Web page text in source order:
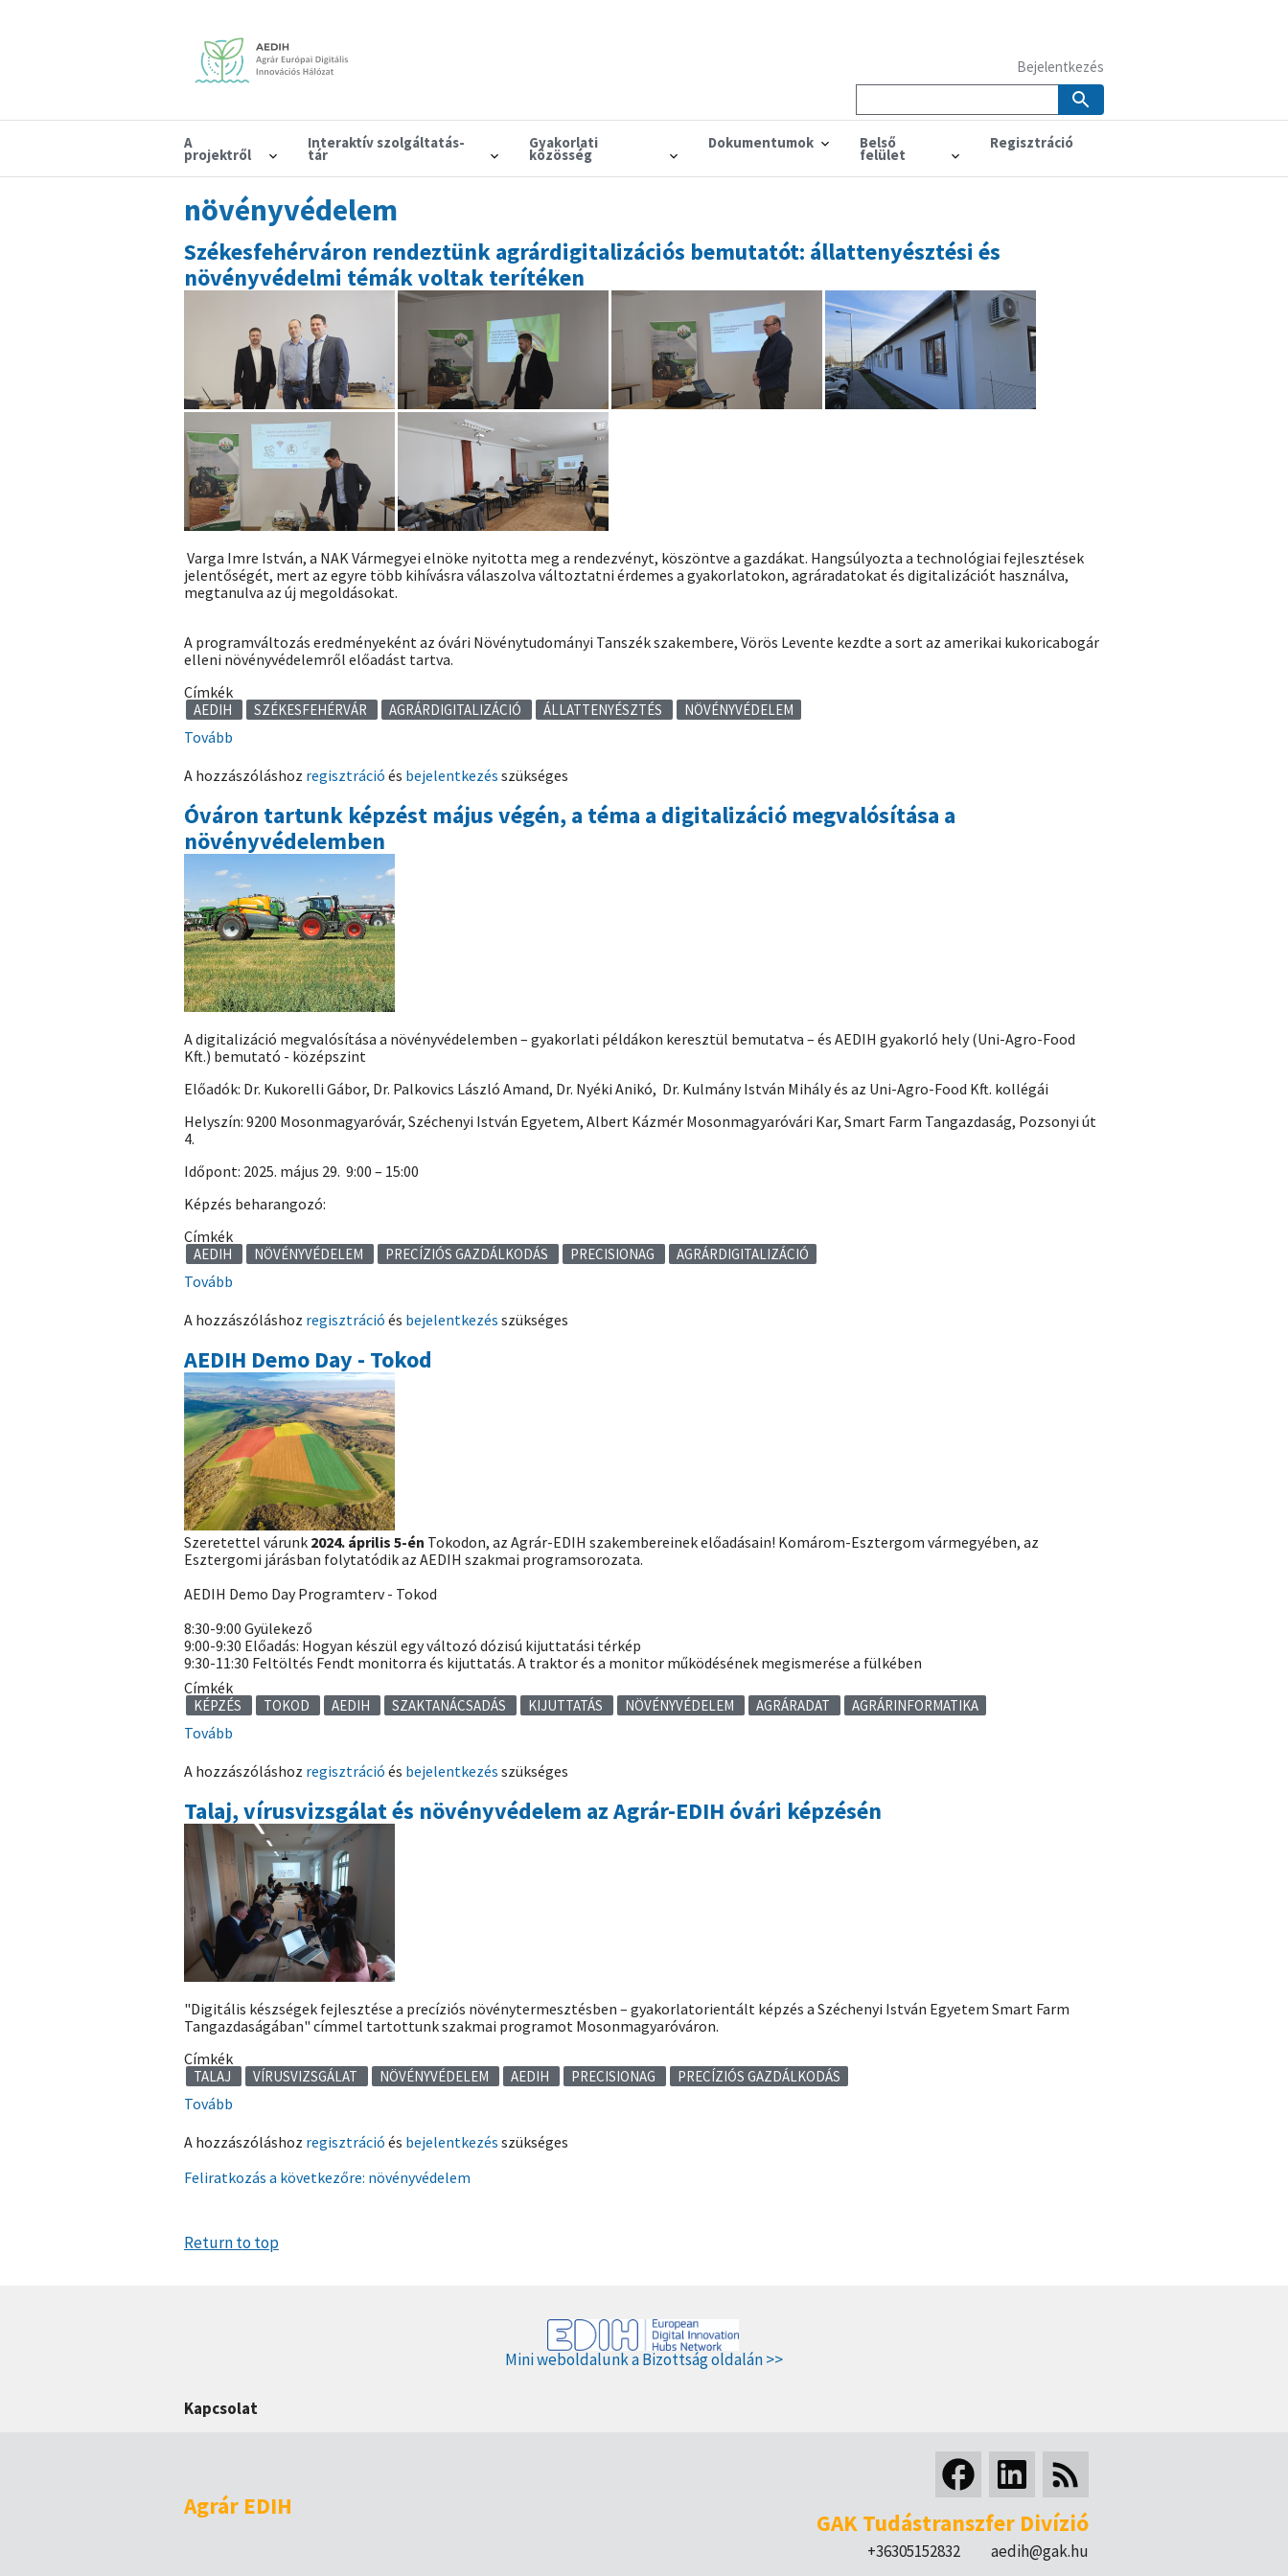
A
projektről
Interaktív szolgáltatás-
tár
Gyakorlati
közösség
Dokumentumok Belső
felület
Regisztráció
Bejelentkezés
növényvédelem
Székesfehérváron rendeztünk agrárdigitalizációs bemutatót: állattenyésztési és
növényvédelmi témák voltak terítéken
Varga Imre István, a NAK Vármegyei elnöke nyitotta meg a rendezvényt, köszöntve a gazdákat. Hangsúlyozta a technológiai fejlesztések
jelentőségét, mert az egyre több kihívásra válaszolva változtatni érdemes a gyakorlatokon, agráradatokat és digitalizációt használva,
megtanulva az új megoldásokat.
A programváltozás eredményeként az óvári Növénytudományi Tanszék szakembere, Vörös Levente kezdte a sort az amerikai kukoricabogár
elleni növényvédelemről előadást tartva.
Címkék
AEDIH SZÉKESFEHÉRVÁR AGRÁRDIGITALIZÁCIÓ ÁLLATTENYÉSZTÉS NÖVÉNYVÉDELEM
Tovább
agrárdigitalizációs
bemutatót:
állattenyésztési
és
növényvédelmi
témák
voltak
terítéken)
A hozzászóláshoz regisztráció és bejelentkezés szükséges
Óváron tartunk képzést május végén, a téma a digitalizáció megvalósítása a
növényvédelemben
A digitalizáció megvalósítása a növényvédelemben – gyakorlati példákon keresztül bemutatva – és AEDIH gyakorló hely (Uni-Agro-Food
Kft.) bemutató - középszint
Előadók: Dr. Kukorelli Gábor, Dr. Palkovics László Amand, Dr. Nyéki Anikó, Dr. Kulmány István Mihály és az Uni-Agro-Food Kft. kollégái
Helyszín: 9200 Mosonmagyaróvár, Széchenyi István Egyetem, Albert Kázmér Mosonmagyaróvári Kar, Smart Farm Tangazdaság, Pozsonyi út
4.
Időpont: 2025. május 29. 9:00 – 15:00
Képzés beharangozó:
Címkék
AEDIH NÖVÉNYVÉDELEM PRECÍZIÓS GAZDÁLKODÁS PRECISIONAG AGRÁRDIGITALIZÁCIÓ
Tovább
képzést
május
végén,
a
téma
a
digitalizáció
megvalósítása
a
növényvédelemben)
A hozzászóláshoz regisztráció és bejelentkezés szükséges
AEDIH Demo Day - Tokod
Szeretettel várunk 2024. április 5-én Tokodon, az Agrár-EDIH szakembereinek előadásain! Komárom-Esztergom vármegyében, az
Esztergomi járásban folytatódik az AEDIH szakmai programsorozata.
AEDIH Demo Day Programterv - Tokod
8:30-9:00 Gyülekező
9:00-9:30 Előadás: Hogyan készül egy változó dózisú kijuttatási térkép
9:30-11:30 Feltöltés Fendt monitorra és kijuttatás. A traktor és a monitor működésének megismerése a fülkében
Címkék
KÉPZÉS TOKOD AEDIH SZAKTANÁCSADÁS KIJUTTATÁS NÖVÉNYVÉDELEM AGRÁRADAT AGRÁRINFORMATIKA
Tovább
Day
Tokod)
A hozzászóláshoz regisztráció és bejelentkezés szükséges
Talaj, vírusvizsgálat és növényvédelem az Agrár-EDIH óvári képzésén
"Digitális készségek fejlesztése a precíziós növénytermesztésben – gyakorlatorientált képzés a Széchenyi István Egyetem Smart Farm
Tangazdaságában" címmel tartottunk szakmai programot Mosonmagyaróváron.
Címkék
TALAJ VÍRUSVIZSGÁLAT NÖVÉNYVÉDELEM AEDIH PRECISIONAG PRECÍZIÓS GAZDÁLKODÁS
Tovább
és
növényvédelem
EDIH
A hozzászóláshoz regisztráció és bejelentkezés szükséges
Feliratkozás a következőre: növényvédelem
Return to top
Mini weboldalunk a Bizottság oldalán >>
Kapcsolat
Agrár EDIH
GAK Tudástranszfer Divízió
+36305152832 aedih@gak.hu